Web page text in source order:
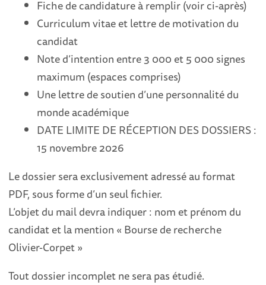
Fiche de candidature à remplir (voir ci-après)
Curriculum vitae et lettre de motivation du
candidat
Note d’intention entre 3 000 et 5 000 signes
maximum (espaces comprises)
Une lettre de soutien d’une personnalité du
monde académique
DATE LIMITE DE RÉCEPTION DES DOSSIERS :
15 novembre 2026
Le dossier sera exclusivement adressé au format
PDF, sous forme d’un seul fichier.
L’objet du mail devra indiquer : nom et prénom du
candidat et la mention « Bourse de recherche
Olivier-Corpet »
Tout dossier incomplet ne sera pas étudié.